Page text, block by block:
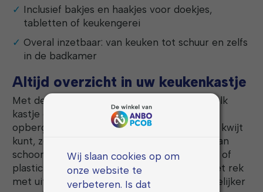
Inclusief bakjes en haakjes voor doekjes,
tabletten of keukengerei
Overal inzetbaar: van keuken tot schuur en zelfs
in de badkamer
Altijd overzicht in uw keukenkastje
Met de Nexxt Keukenkast Organizer wordt elk
kastje een toonbeeld van orde. De dubbele
opberglagen zorgen ervoor dat u veel meer kwijt
kunt, zonder dat het rommelig oogt. Denk aan
schoonmaakflessen, sponsjes, kruidenpotjes of
plastic zakjes - alles heeft zijn vaste plek. Het rek
met uitschuifbare lade maakt het nog makkelijker
Wij slaan cookies op om
onze website te
verbeteren. Is dat